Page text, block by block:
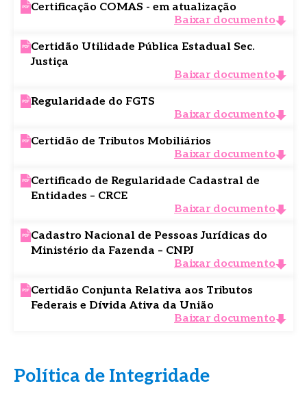
Certificação COMAS - em atualização
Baixar documento
Certidão Utilidade Pública Estadual Sec.
Justiça
Baixar documento
Regularidade do FGTS
Baixar documento
Certidão de Tributos Mobiliários
Baixar documento
Certificado de Regularidade Cadastral de
Entidades – CRCE
Baixar documento
Cadastro Nacional de Pessoas Jurídicas do
Ministério da Fazenda – CNPJ
Baixar documento
Certidão Conjunta Relativa aos Tributos
Federais e Dívida Ativa da União
Baixar documento
Política de Integridade